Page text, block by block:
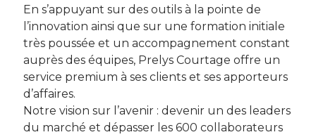
En s’appuyant sur des outils à la pointe de
l’innovation ainsi que sur une formation initiale
très poussée et un accompagnement constant
auprès des équipes, Prelys Courtage offre un
service premium à ses clients et ses apporteurs
d’affaires.
Notre vision sur l’avenir : devenir un des leaders
du marché et dépasser les 600 collaborateurs